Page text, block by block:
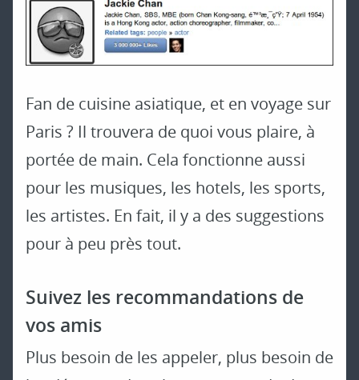
Fan de cuisine asiatique, et en voyage sur
Paris ? Il trouvera de quoi vous plaire, à
portée de main. Cela fonctionne aussi
pour les musiques, les hotels, les sports,
les artistes. En fait, il y a des suggestions
pour à peu près tout.
Suivez les recommandations de
vos amis
Plus besoin de les appeler, plus besoin de